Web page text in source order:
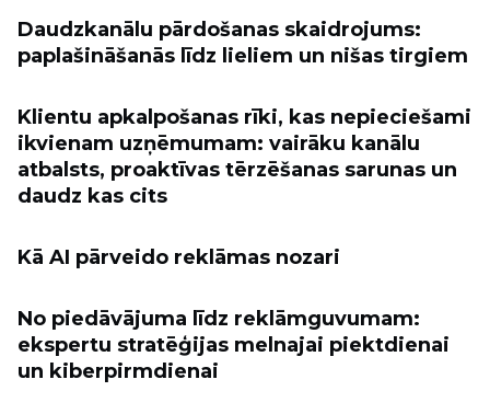
Daudzkanālu pārdošanas skaidrojums:
paplašināšanās līdz lieliem un nišas tirgiem
Klientu apkalpošanas rīki, kas nepieciešami
ikvienam uzņēmumam: vairāku kanālu
atbalsts, proaktīvas tērzēšanas sarunas un
daudz kas cits
Kā AI pārveido reklāmas nozari
No piedāvājuma līdz reklāmguvumam:
ekspertu stratēģijas melnajai piektdienai
un kiberpirmdienai